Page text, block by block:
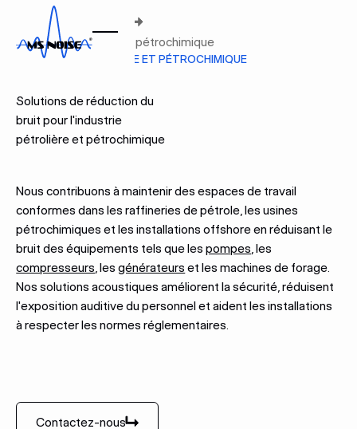
Accueil
Industrie pétrolière et pétrochimique
INDUSTRIE PÉTROLIÈRE ET PÉTROCHIMIQUE
Solutions de réduction du
bruit pour l'industrie
pétrolière et pétrochimique
Nous contribuons à maintenir des espaces de travail
conformes dans les raffineries de pétrole, les usines
pétrochimiques et les installations offshore en réduisant le
bruit des équipements tels que lespompes , les
compresseurs , lesgénérateurs et les machines de forage.
Nos solutions acoustiques améliorent la sécurité, réduisent
l'exposition auditive du personnel et aident les installations
à respecter les normes réglementaires.
Contactez-nous
Contactez-nous